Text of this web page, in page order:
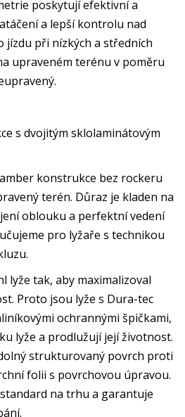
poskytují efektivní a
a lepší kontrolu nad
jízdu při nízkých a středních
upraveném terénu v poměru
s dvojitým sklolaminátovým
konstrukce bez rockeru
terén. Důraz je kladen na
oblouku a perfektní vedení
pro lyžaře s technikou
lyže tak, aby maximalizoval
Proto jsou lyže s Dura-tec
ochrannými špičkami,
lyže a prodlužují její životnost.
strukturovaný povrch proti
folii s povrchovou úpravou.
standard na trhu a garantuje